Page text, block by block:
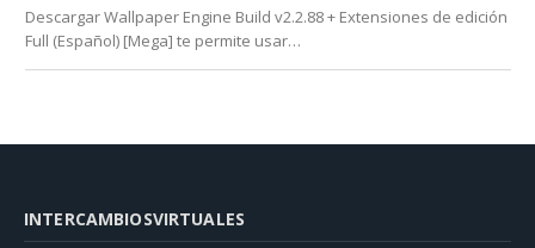
Descargar Wallpaper Engine Build v2.2.88 + Extensiones de edición
Full (Español) [Mega] te permite usar…
INTERCAMBIOSVIRTUALES